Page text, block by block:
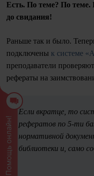
Помощь онлайн!
Есть. По теме? По теме.
до свидания!
Раньше так и было.
подключены к системе
преподаватели
рефераты на
Если вкратце, то
рефератов по 5-ти
нормативной
библиотеки и, само